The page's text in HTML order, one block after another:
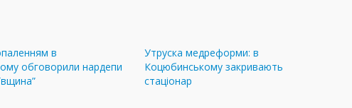
в
обговорили нардепи
Утруска медреформи: в
Коцюбинському закривають
стаціонар